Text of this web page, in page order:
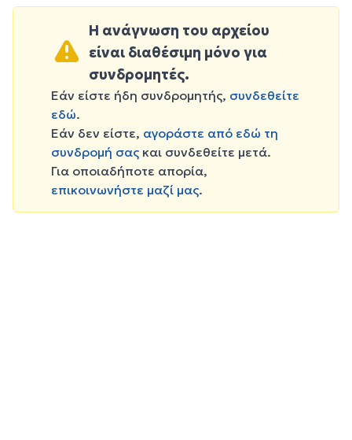
Η ανάγνωση του αρχείου
είναι διαθέσιμη μόνο για
συνδρομητές.
Εάν είστε ήδη συνδρομητής, συνδεθείτε
εδώ.
Εάν δεν είστε, αγοράστε από εδώ τη
συνδρομή σας και συνδεθείτε μετά.
Για οποιαδήποτε απορία,
επικοινωνήστε μαζί μας.